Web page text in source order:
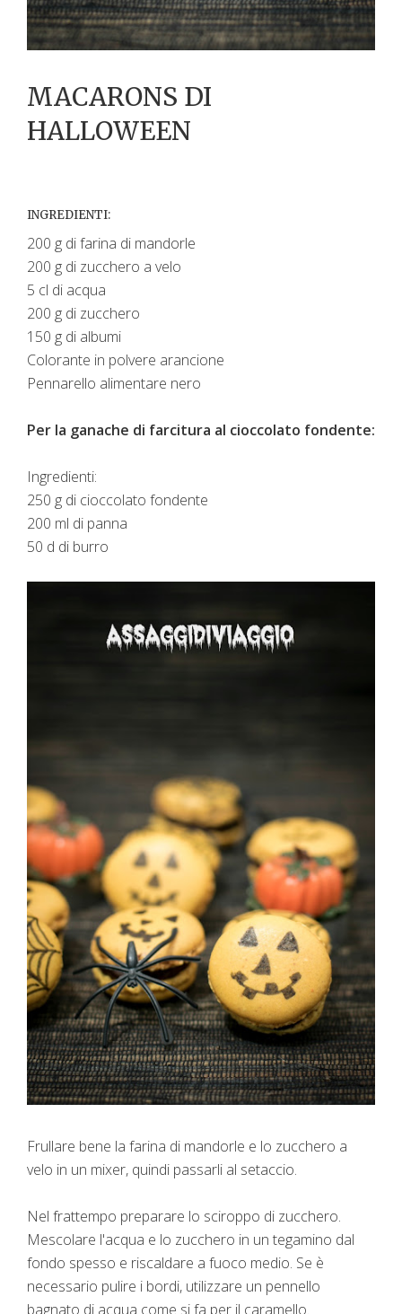
MACARONS DI
HALLOWEEN
INGREDIENTI:
200 g di farina di mandorle
200 g di zucchero a velo
5 cl di acqua
200 g di zucchero
150 g di albumi
Colorante in polvere arancione
Pennarello alimentare nero
Per la ganache di farcitura al cioccolato fondente:
Ingredienti:
250 g di cioccolato fondente
200 ml di panna
50 d di burro
Frullare bene la farina di mandorle e lo zucchero a
velo in un mixer, quindi passarli al setaccio.
Nel frattempo preparare lo sciroppo di zucchero.
Mescolare l'acqua e lo zucchero in un tegamino dal
fondo spesso e riscaldare a fuoco medio. Se è
necessario pulire i bordi, utilizzare un pennello
bagnato di acqua come si fa per il caramello.